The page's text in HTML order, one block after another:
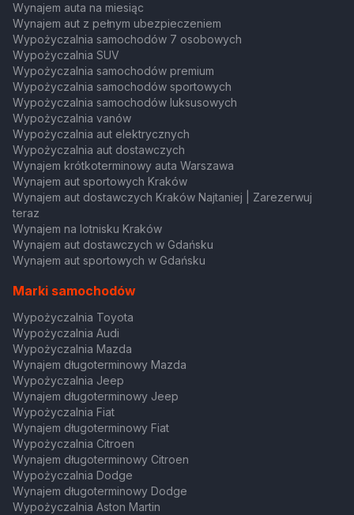
Wynajem auta na miesiąc
Wynajem aut z pełnym ubezpieczeniem
Wypożyczalnia samochodów 7 osobowych
Wypożyczalnia SUV
Wypożyczalnia samochodów premium
Wypożyczalnia samochodów sportowych
Wypożyczalnia samochodów luksusowych
Wypożyczalnia vanów
Wypożyczalnia aut elektrycznych
Wypożyczalnia aut dostawczych
Wynajem krótkoterminowy auta Warszawa
Wynajem aut sportowych Kraków
Wynajem aut dostawczych Kraków Najtaniej | Zarezerwuj
teraz
Wynajem na lotnisku Kraków
Wynajem aut dostawczych w Gdańsku
Wynajem aut sportowych w Gdańsku
Marki samochodów
Wypożyczalnia Toyota
Wypożyczalnia Audi
Wypożyczalnia Mazda
Wynajem długoterminowy Mazda
Wypożyczalnia Jeep
Wynajem długoterminowy Jeep
Wypożyczalnia Fiat
Wynajem długoterminowy Fiat
Wypożyczalnia Citroen
Wynajem długoterminowy Citroen
Wypożyczalnia Dodge
Wynajem długoterminowy Dodge
Wypożyczalnia Aston Martin